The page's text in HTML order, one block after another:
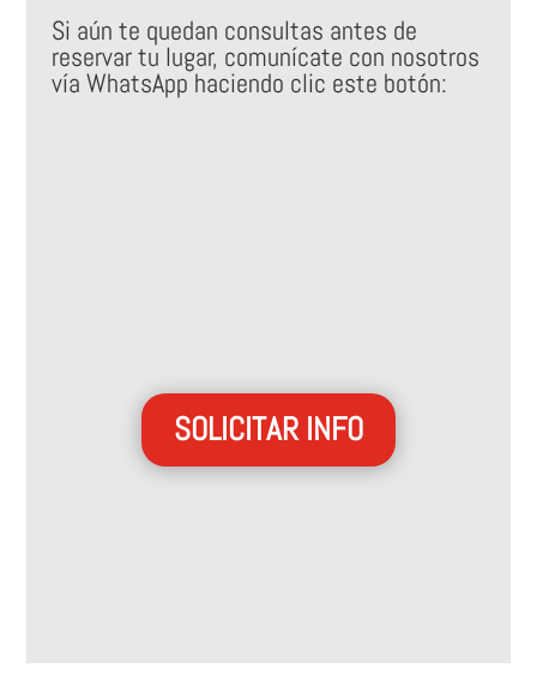
Si aún te quedan consultas antes de
reservar tu lugar, comunícate con nosotros
vía WhatsApp haciendo clic este botón:
SOLICITAR INFO